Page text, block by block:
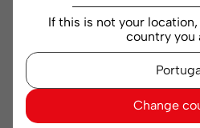
If this is not your
country you
Change
Alimentación
Bebidas
Bebida de Avena Yogan